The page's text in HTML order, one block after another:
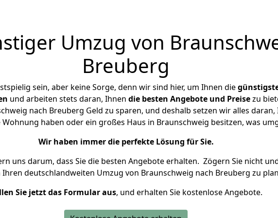
Umzug von
Breuberg
sein, aber keine Sorge, denn wir sind hier, um Ihnen die
und arbeiten stets daran, Ihnen die besten Angebote und Preisezu
nach Breuberg Geld zu sparen, und deshalb setzen wir alles daran,
haben oder ein großes Haus in Braunschweig besitzen, was
Wir haben immer die perfekte Lösung für Sie.
uns darum, dass Sie die besten Angebote erhalten. Zögern Sie nicht
Ihren deutschlandweiten Umzug von Braunschweig nach Breuberg zu
Sie jetzt das Formular aus, und erhalten Sie kostenlose Angebote.